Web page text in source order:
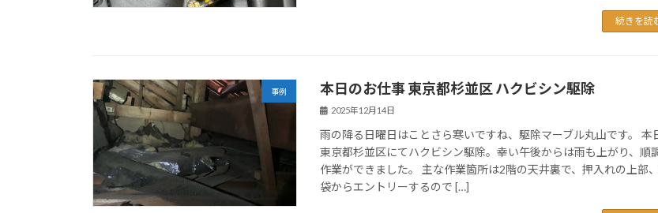
続きを読
事例 本日のお仕事 東京都杉並区 ハクビシン駆除
2025年12月14日
雨の降る日曜日はことさら寒いですね、駆除マーブル丸山です。 本
東京都杉並区にてハクビシン駆除。幸い午後からは雨も上がり、順
作業ができました。 主な作業箇所は2階の天井裏で、押入れの上部
袋からエントリーするので […]